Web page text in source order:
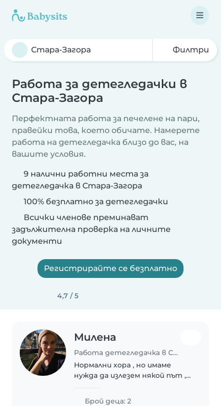
Филтри
Работа за детегледачки в
Стара-Загора
Перфектната работа за печелене на пари,
правейки това, което обичате. Намерете
работа на детегледачка близо до вас, на
вашите условия.
9 налични работни места за
детегледачка в Стара-Загора
100% безплатно за детегледачки
Всички членове преминават
задължителна проверка на личните
документи
Регистрирайте се безплатно
4,7 / 5
Милена
Работа детегледачка в Стара Загора
Нормални хора , но имаме
нужда да излезем някой път ,
Брой деца: 2